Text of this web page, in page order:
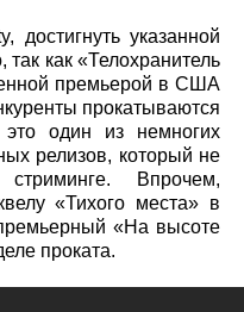
достигнуть указанной
как «Телохранитель
премьерой в США
прокатываются
один из немногих
релизов, который не
Впрочем,
«Тихого места» в
«На высоте
проката.